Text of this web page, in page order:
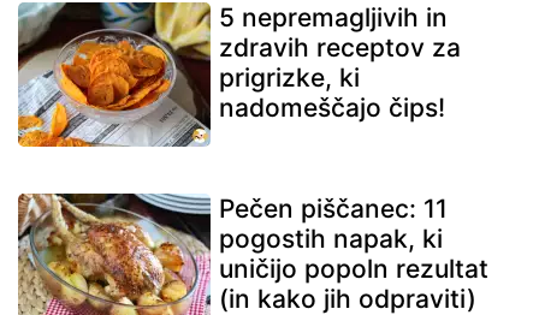
5 nepremagljivih in
zdravih receptov za
prigrizke, ki
nadomeščajo čips!
Pečen piščanec: 11
pogostih napak, ki
uničijo popoln rezultat
(in kako jih odpraviti)